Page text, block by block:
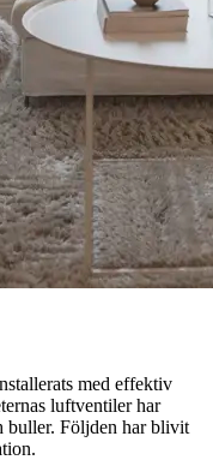
med effektiv
luftventiler har
buller. Följden har blivit